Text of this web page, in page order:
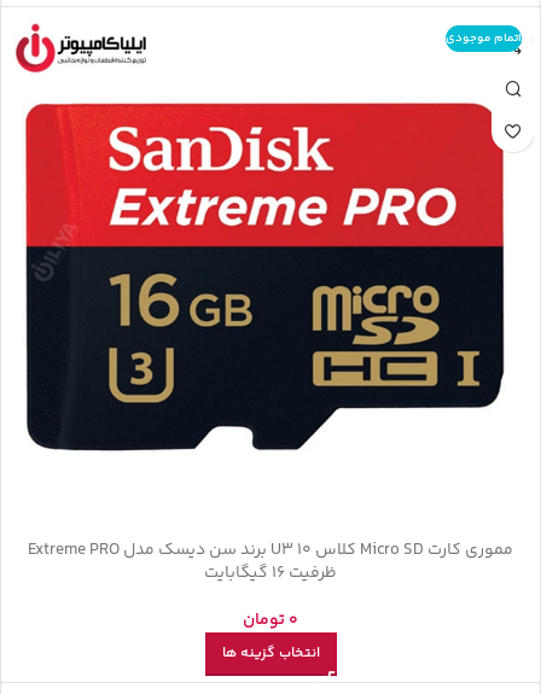
اتمام موجودی
مموری کارت Micro SD کلاس U3 10 برند سن دیسک مدل Extreme PRO
ظرفیت 16 گیگابایت
0تومان
انتخاب گزینه ها